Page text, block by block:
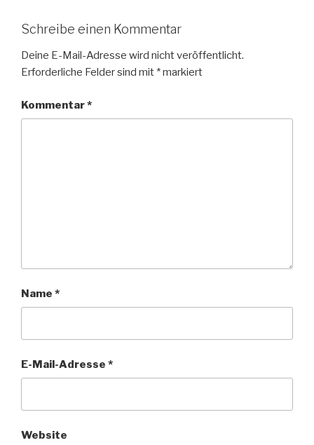
Schreibe einen Kommentar
Deine E-Mail-Adresse wird nicht veröffentlicht.
Erforderliche Felder sind mit *markiert
Kommentar*
Name *
E-Mail-Adresse *
Website